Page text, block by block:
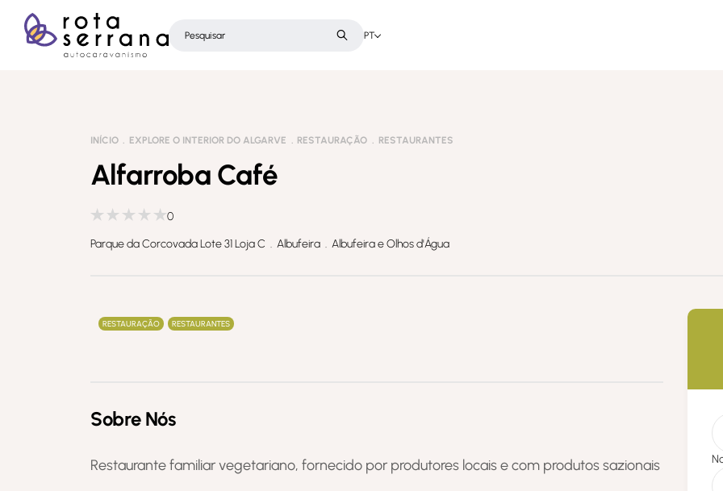
PT
INÍCIO EXPLORE O INTERIOR DO ALGARVE RESTAURAÇÃO RESTAURANTES
Alfarroba Café
0
Parque da Corcovada Lote 31 Loja C . Albufeira . Albufeira e Olhos d'Água
RESTAURAÇÃO RESTAURANTES
Sobre Nós
Restaurante familiar vegetariano, fornecido por produtores locais e com produtos sazionais